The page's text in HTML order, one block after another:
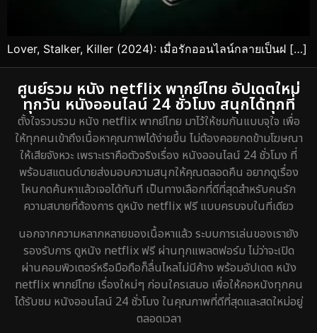
Lover, Stalker, Killer (2024): เมื่อรักออนไลน์กลายเป็นฝ […]
ศูนย์รวม หนัง netflix พากย์ไทย อัปเดตใหม่
ทุกวัน หนังออนไลน์ 24 ชั่วโมง สนุกได้ทุกที่
ตั้งใจรวบรวม หนัง netflix พากย์ไทย มาไว้ให้ชมกันแบบจุใจ เพื่อ
ให้ทุกคนเข้าถึงเนื้อหาคุณภาพได้ง่ายขึ้น ไม่ต้องคอยกดข้ามโฆษณา
ให้เสียจังหวะ เพราะเราคือตัวจริงเรื่อง หนังออนไลน์ 24 ชั่วโมง ที่
พร้อมสแตนด์บายส่งมอบความสนุกให้คุณตลอดคืน อยากดูเรื่อง
ไหนกดค้นหาแล้วเจอได้ทันที เป็นทางเลือกที่ดีที่สุดสำหรับคนรัก
ความสบายที่ต้องการ ดูหนัง netflix ฟรี แบบครบจบในที่เดียว
นอกจากความหลากหลายของเนื้อหาแล้ว ระบบการเล่นของเรายัง
รองรับการ ดูหนัง netflix ฟรี ผ่านทุกแพลตฟอร์ม ไม่ว่าจะเปิด
ผ่านคอมพิวเตอร์หรือมือถือก็ลื่นไหลไม่มีค้าง พร้อมอัปเดต หนัง
netflix พากย์ไทย เรื่องใหม่ๆ ก่อนใครเสมอ เพื่อให้คอหนังทุกคน
ได้รับชม หนังออนไลน์ 24 ชั่วโมง ในคุณภาพที่ดีที่สุดและสดใหม่อยู่
ตลอดเวลา